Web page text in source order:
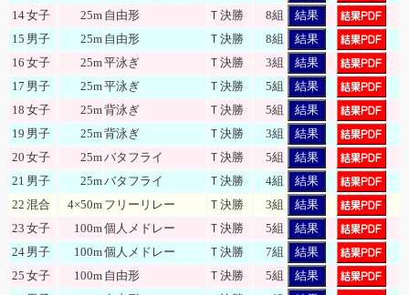
14女子 25m 自由形 Ｔ決勝 8組
結果
15 男子 25m 自由形 Ｔ決勝 8組
結果
16 女子 25m平泳ぎ Ｔ決勝 3組
結果
17 男子 25m平泳ぎ Ｔ決勝 5組
結果
18 女子 25m背泳ぎ Ｔ決勝 5組
結果
19 男子 25m背泳ぎ Ｔ決勝 3組
結果
20 女子 25mバタフライ Ｔ決勝 5組
結果
21 男子 25mバタフライ Ｔ決勝 4組
結果
22 混合 4×50m フリーリレー Ｔ決勝 3組
結果
23 女子 100m個人メドレー Ｔ決勝 5組
結果
24 男子 100m個人メドレー Ｔ決勝 7組
結果
25 女子 100m 自由形 Ｔ決勝 5組
結果